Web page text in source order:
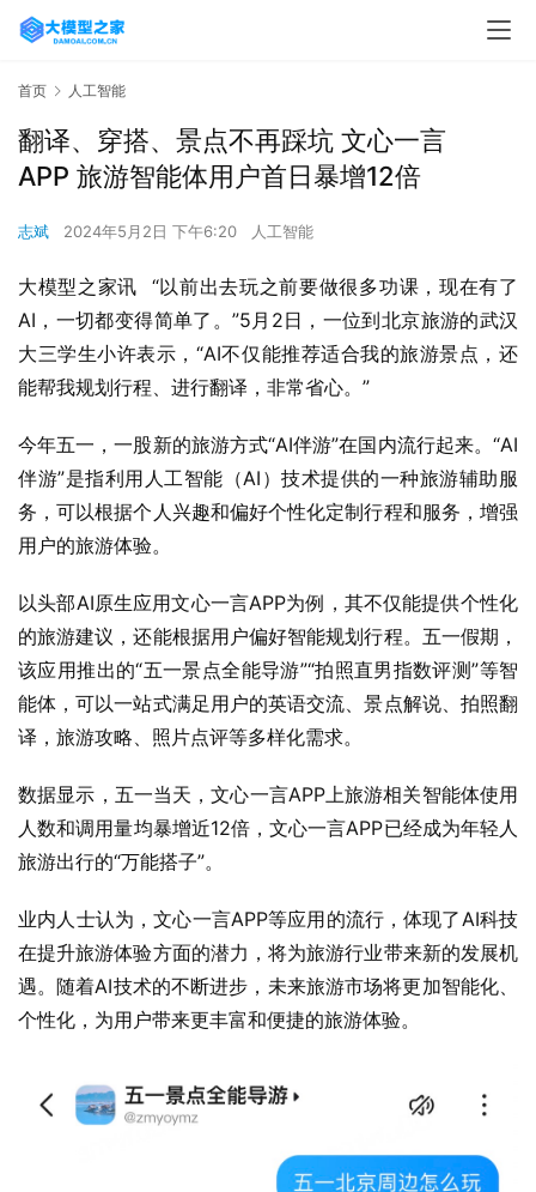
首页 人工智能
翻译、穿搭、景点不再踩坑 文心一言
APP 旅游智能体用户首日暴增12倍
志斌 2024年5月2日 下午6:20 人工智能
大模型之家讯  “以前出去玩之前要做很多功课，现在有了
AI，一切都变得简单了。”5月2日，一位到北京旅游的武汉
大三学生小许表示，“AI不仅能推荐适合我的旅游景点，还
能帮我规划行程、进行翻译，非常省心。”
今年五一，一股新的旅游方式“AI伴游”在国内流行起来。“AI
伴游”是指利用人工智能（AI）技术提供的一种旅游辅助服
务，可以根据个人兴趣和偏好个性化定制行程和服务，增强
用户的旅游体验。
以头部AI原生应用文心一言APP为例，其不仅能提供个性化
的旅游建议，还能根据用户偏好智能规划行程。五一假期，
该应用推出的“五一景点全能导游”“拍照直男指数评测”等智
能体，可以一站式满足用户的英语交流、景点解说、拍照翻
译，旅游攻略、照片点评等多样化需求。
数据显示，五一当天，文心一言APP上旅游相关智能体使用
人数和调用量均暴增近12倍，文心一言APP已经成为年轻人
旅游出行的“万能搭子”。
业内人士认为，文心一言APP等应用的流行，体现了AI科技
在提升旅游体验方面的潜力，将为旅游行业带来新的发展机
遇。随着AI技术的不断进步，未来旅游市场将更加智能化、
个性化，为用户带来更丰富和便捷的旅游体验。